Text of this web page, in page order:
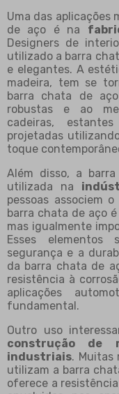
Uma das aplicações
de aço é na
Designers de
utilizado a barra
e elegantes. A
madeira, tem se
barra chata de
robustas e ao
cadeiras,
projetadas
toque
Além disso, a
utilizada na
pessoas associem
barra chata de aço
mas igualmente
Esses
segurança e a
da barra chata de
resistência à
aplicações
fundamental.
Outro uso
construção de
industriais. Muitas
utilizam a barra
oferece a